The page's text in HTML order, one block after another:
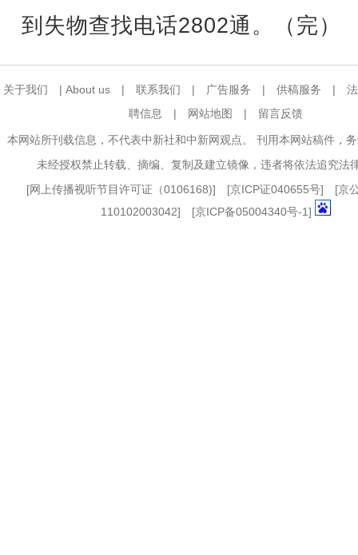
到失物查找电话2802通。（完）
关于我们 | About us | 联系我们 | 广告服务 | 供稿服务 |
聘信息
| 网站地图 | 留言反馈
本网站所刊载信息，不代表中新社和中新网观点。 刊用本网站稿件，
未经授权禁止转载、摘编、复制及建立镜像，违者将依法追究法
[网上传播视听节目许可证（0106168)] [京ICP证040655号] [京
110102003042] [京ICP备05004340号-1]